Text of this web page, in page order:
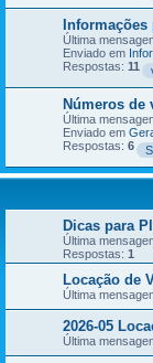
Última
Enviado em
Respostas: 11
Números de
Última
Enviado em
Respostas: 6
Dicas para
Última
Respostas: 1
Locação de
Última
2026-05
Última